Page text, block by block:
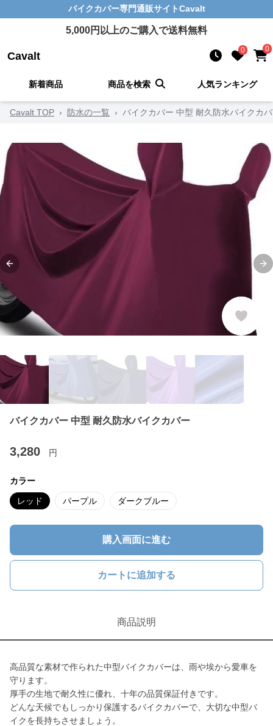
バイクカバー専門通販サイトCavalt
5,000円以上のご購入で送料無料
Cavalt 0 0
新着商品 商品を検索 人気ランキング
Cavalt TOP › 防水の一覧 › バイクカバー 中型 耐久防水バイクカ
Previous slide
バイクカバー 中型 耐久防水バイクカバー
3,280 円
カラー
レッド パープル ダークブルー
購入画面に進む
カートに追加する
商品説明
高品質な素材で作られた中型バイクカバーは、雨や埃から愛車を
守ります。
厚手の生地で耐久性に優れ、十年の品質保証付きです。
どんな天候でもしっかり保護するバイクカバーで、大切な中型バ
イクを長持ちさせましょう。